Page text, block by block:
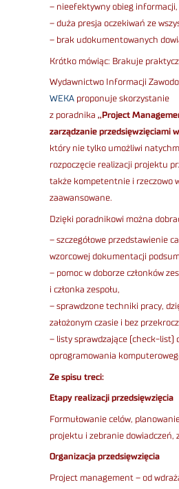
– nieefektywny obieg informacji,
– duża presja oczekiwań ze
– brak udokumentowanych
Krótko mówiąc: Brakuje
Wydawnictwo Informacji
WEKA proponuje skorzystanie
z poradnika ,,Project
zarządzanie przedsięwzięciami
który nie tylko umożliwi
rozpoczęcie realizacji projektu
także kompetentnie i rzeczowo
zaawansowane.
Dzięki poradnikowi można
– szczegółowe przedstawienie
wzorcowej dokumentacji
– pomoc w doborze członków
i członka zespołu,
– sprawdzone techniki pracy,
założonym czasie i bez
– listy sprawdzające (check-list)
oprogramowania
Ze spisu treci:
Etapy realizacji przedsięwzięcia
Formułowanie celów,
projektu i zebranie
Organizacja przedsięwzięcia
Project management – od